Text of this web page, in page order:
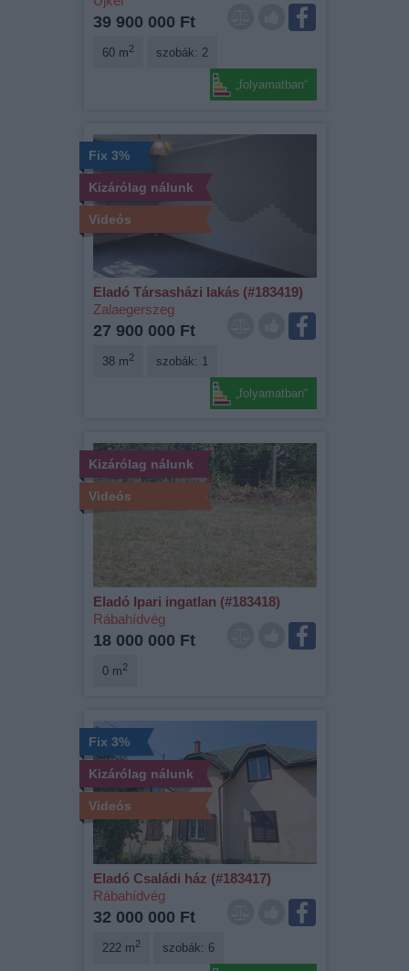
39 900 000 Ft
60 m2 szobák: 2
„folyamatban“
Fix 3%
Kizárólag nálunk
Videós
Eladó Társasházi lakás (#183419)
Zalaegerszeg
27 900 000 Ft
38 m2 szobák: 1
„folyamatban“
Kizárólag nálunk
Videós
Eladó Ipari ingatlan (#183418)
Rábahídvég
18 000 000 Ft
0 m2
Fix 3%
Kizárólag nálunk
Videós
Eladó Családi ház (#183417)
Rábahídvég
32 000 000 Ft
222 m2 szobák: 6